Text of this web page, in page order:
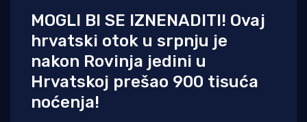
MOGLI BI SE IZNENADITI! Ovaj
hrvatski otok u srpnju je
nakon Rovinja jedini u
Hrvatskoj prešao 900 tisuća
noćenja!